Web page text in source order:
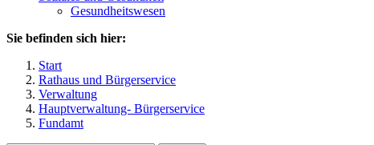
Gesundheitswesen
Sie befinden sich hier:
Start
Rathaus und Bürgerservice
Verwaltung
Hauptverwaltung- Bürgerservice
Fundamt